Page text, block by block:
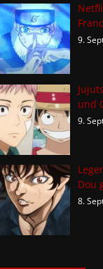
9.
und
9.
Dou
8.